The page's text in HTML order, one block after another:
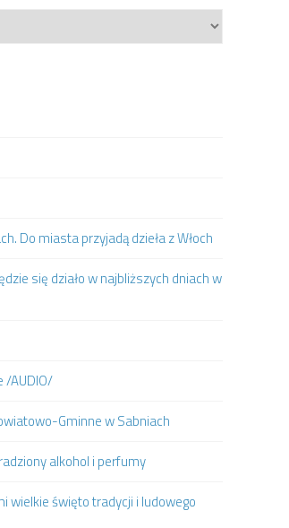
Do miasta przyjadą dzieła z Włoch
się działo w najbliższych dniach w
/AUDIO/
Gminne w Sabniach
alkohol i perfumy
wielkie święto tradycji i ludowego